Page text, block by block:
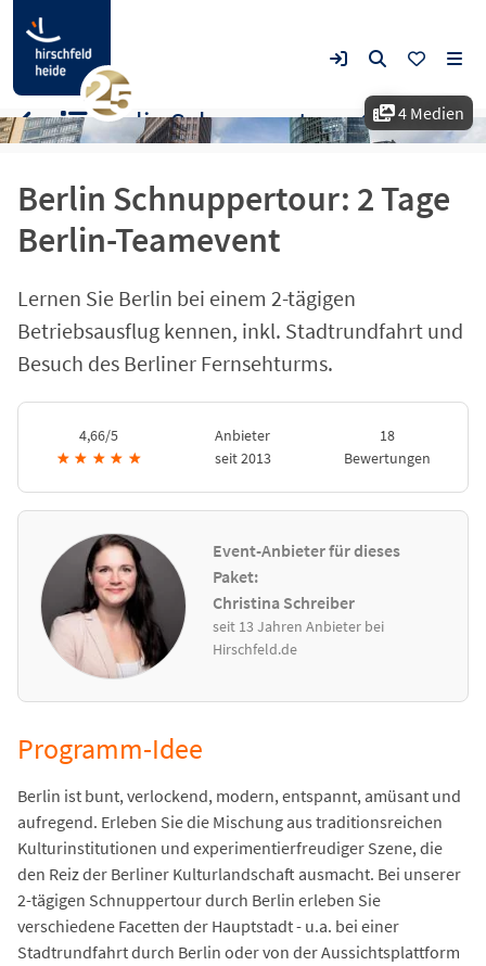
4 Medien
Berlin Schnuppertour: 2 Tage
Berlin-Teamevent
Lernen Sie Berlin bei einem 2-tägigen
Betriebsausflug kennen, inkl. Stadtrundfahrt und
Besuch des Berliner Fernsehturms.
4,66/5
★ ★ ★ ★ ★
Anbieter
seit 2013
18
Bewertungen
Event-Anbieter für dieses
Paket:
Christina Schreiber
seit 13 Jahren Anbieter bei
Hirschfeld.de
Berlin Schnuppertour: 2 Tage Berlin-Teamevent
Programm-Idee
Berlin ist bunt, verlockend, modern, entspannt, amüsant und
aufregend. Erleben Sie die Mischung aus traditionsreichen
Kulturinstitutionen und experimentierfreudiger Szene, die
den Reiz der Berliner Kulturlandschaft ausmacht. Bei unserer
2-tägigen Schnuppertour durch Berlin erleben Sie
verschiedene Facetten der Hauptstadt - u.a. bei einer
Stadtrundfahrt durch Berlin oder von der Aussichtsplattform